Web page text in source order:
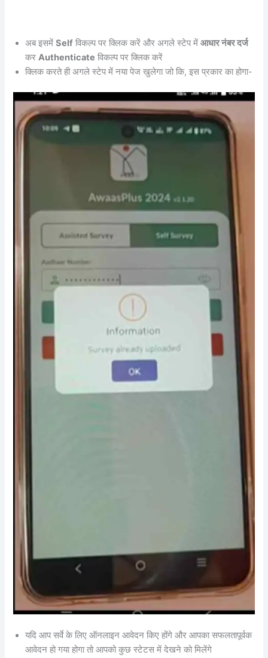
अब इसमेंSelf विकल्प पर क्लिक करें और अगले स्टेप मेंआधार नंबर दर्ज
करAuthenticate विकल्प पर क्लिक करें
क्लिक करते ही अगले स्टेप में नया पेज खुलेगा जो कि, इस प्रकार का होगा-
यदि आप सर्वे के लिए ऑनलाइन आवेदन किए होंगे और आपका सफलतापूर्वक
आवेदन हो गया होगा तो आपको कुछ स्टेटस में देखने को मिलेंगे